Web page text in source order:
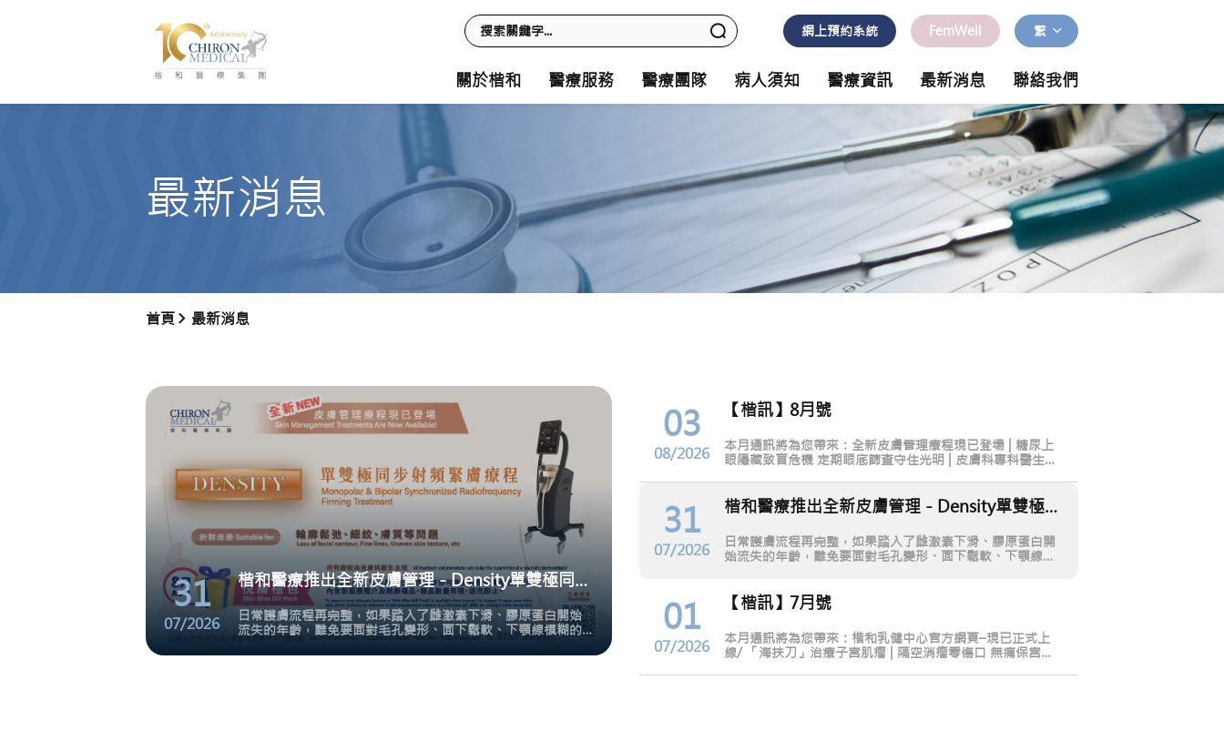
網上預約系統 FemWell 繁
關於楷和 醫療服務 醫療團隊 病人須知 醫療資訊 最新消息 聯絡我們
最新消息
首頁 最新消息
31
07/2026
楷和醫療推出全新皮膚管理 - Density單雙極同步射頻緊膚療程
日常護膚流程再完整，如果踏入了雌激素下滑、膠原蛋白開始
流失的年齡，難免要面對毛孔變形、面下鬆軟、下顎線模糊的
03
08/2026
【楷訊】8月號
本月通訊將為您帶來：全新皮膚管理療程現已登場 | 糖尿上
眼隱藏致盲危機 定期眼底篩查守住光明 | 皮膚科專科醫生拆
31
07/2026
楷和醫療推出全新皮膚管理 - Density單雙極同步射頻緊膚療程
日常護膚流程再完整，如果踏入了雌激素下滑、膠原蛋白開
始流失的年齡，難免要面對毛孔變形、面下鬆軟、下顎線模
01
07/2026
【楷訊】7月號
本月通訊將為您帶來：楷和乳健中心官方網頁–現已正式上
線/ 「海扶刀」治療子宮肌瘤 | 隔空消瘤零傷口 無痛保宮新